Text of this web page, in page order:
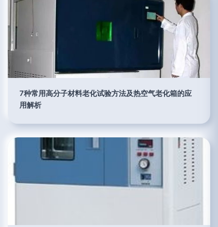
7种常用高分子材料老化试验方法及热空气老化箱的应
用解析